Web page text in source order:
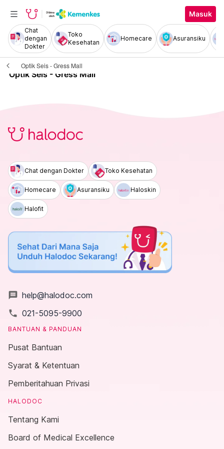
Masuk
Chat
dengan
Dokter
Toko
Kesehatan
Homecare Asuransiku
Optik Seis - Gress Mall
Optik Seis - Gress Mall
Chat dengan Dokter Toko Kesehatan
Homecare Asuransiku Haloskin
Halofit
message help@halodoc.com
local_phone 021-5095-9900
BANTUAN & PANDUAN
Pusat Bantuan
Syarat & Ketentuan
Pemberitahuan Privasi
HALODOC
Tentang Kami
Board of Medical Excellence